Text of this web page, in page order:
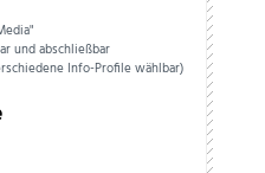
und abschließbar
Info-Profile wählbar)